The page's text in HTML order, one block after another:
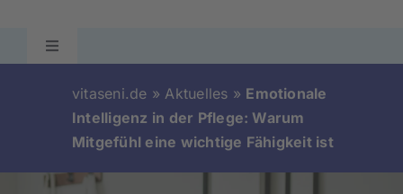
Toggle
Ratgeber
Pflegehilfsmittel
vitaseni.de » Aktuelles » Emotionale
Intelligenz in der Pflege: Warum
Mitgefühl eine wichtige Fähigkeit ist